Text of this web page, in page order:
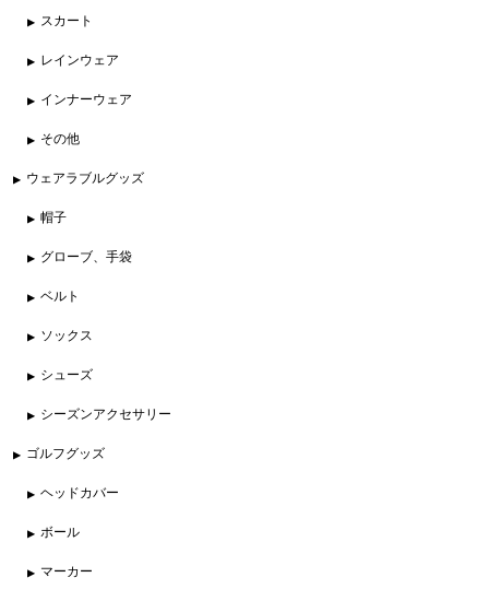
スカート
レインウェア
インナーウェア
その他
ウェアラブルグッズ
帽子
グローブ、手袋
ベルト
ソックス
シューズ
シーズンアクセサリー
ゴルフグッズ
ヘッドカバー
ボール
マーカー